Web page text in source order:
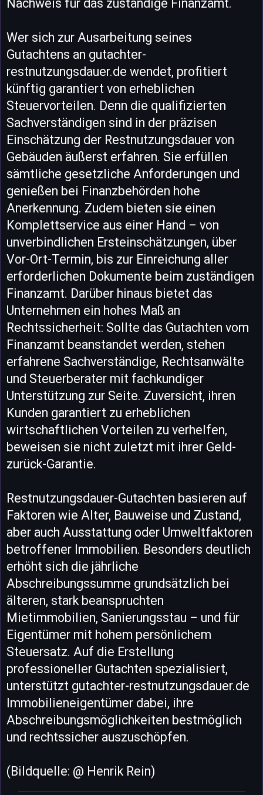
Nachweis für das zuständige Finanzamt.
Wer sich zur Ausarbeitung seines
Gutachtens an gutachter-
restnutzungsdauer.de wendet, profitiert
künftig garantiert von erheblichen
Steuervorteilen. Denn die qualifizierten
Sachverständigen sind in der präzisen
Einschätzung der Restnutzungsdauer von
Gebäuden äußerst erfahren. Sie erfüllen
sämtliche gesetzliche Anforderungen und
genießen bei Finanzbehörden hohe
Anerkennung. Zudem bieten sie einen
Komplettservice aus einer Hand – von
unverbindlichen Ersteinschätzungen, über
Vor-Ort-Termin, bis zur Einreichung aller
erforderlichen Dokumente beim zuständigen
Finanzamt. Darüber hinaus bietet das
Unternehmen ein hohes Maß an
Rechtssicherheit: Sollte das Gutachten vom
Finanzamt beanstandet werden, stehen
erfahrene Sachverständige, Rechtsanwälte
und Steuerberater mit fachkundiger
Unterstützung zur Seite. Zuversicht, ihren
Kunden garantiert zu erheblichen
wirtschaftlichen Vorteilen zu verhelfen,
beweisen sie nicht zuletzt mit ihrer Geld-
zurück-Garantie.
Restnutzungsdauer-Gutachten basieren auf
Faktoren wie Alter, Bauweise und Zustand,
aber auch Ausstattung oder Umweltfaktoren
betroffener Immobilien. Besonders deutlich
erhöht sich die jährliche
Abschreibungssumme grundsätzlich bei
älteren, stark beanspruchten
Mietimmobilien, Sanierungsstau – und für
Eigentümer mit hohem persönlichem
Steuersatz. Auf die Erstellung
professioneller Gutachten spezialisiert,
unterstützt gutachter-restnutzungsdauer.de
Immobilieneigentümer dabei, ihre
Abschreibungsmöglichkeiten bestmöglich
und rechtssicher auszuschöpfen.
(Bildquelle: @ Henrik Rein)